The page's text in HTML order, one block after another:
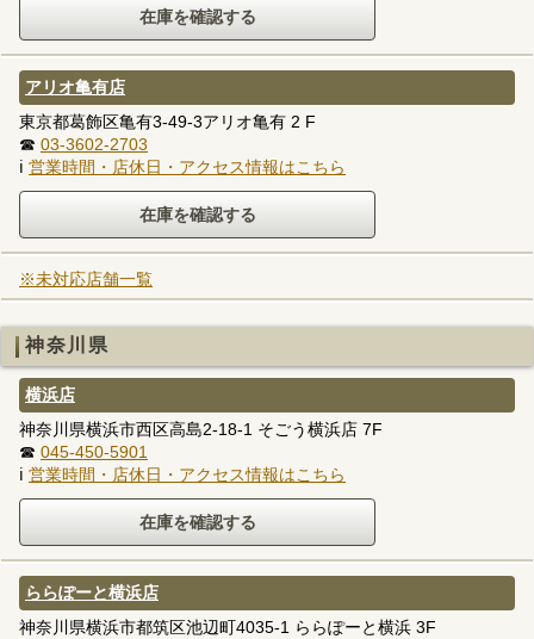
アリオ亀有店
東京都葛飾区亀有3-49-3アリオ亀有 2 F
☎ 03-3602-2703
ℹ 営業時間・店休日・アクセス情報はこちら
※未対応店舗一覧
神奈川県
横浜店
神奈川県横浜市西区高島2-18-1 そごう横浜店 7F
☎ 045-450-5901
ℹ 営業時間・店休日・アクセス情報はこちら
ららぽーと横浜店
神奈川県横浜市都筑区池辺町4035-1 ららぽーと横浜 3F